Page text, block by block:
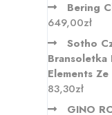
Bering
649,00zł
Sotho
Bransoletka
Elements
83,30zł
GINO